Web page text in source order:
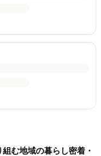
む地域の暮らし密着・